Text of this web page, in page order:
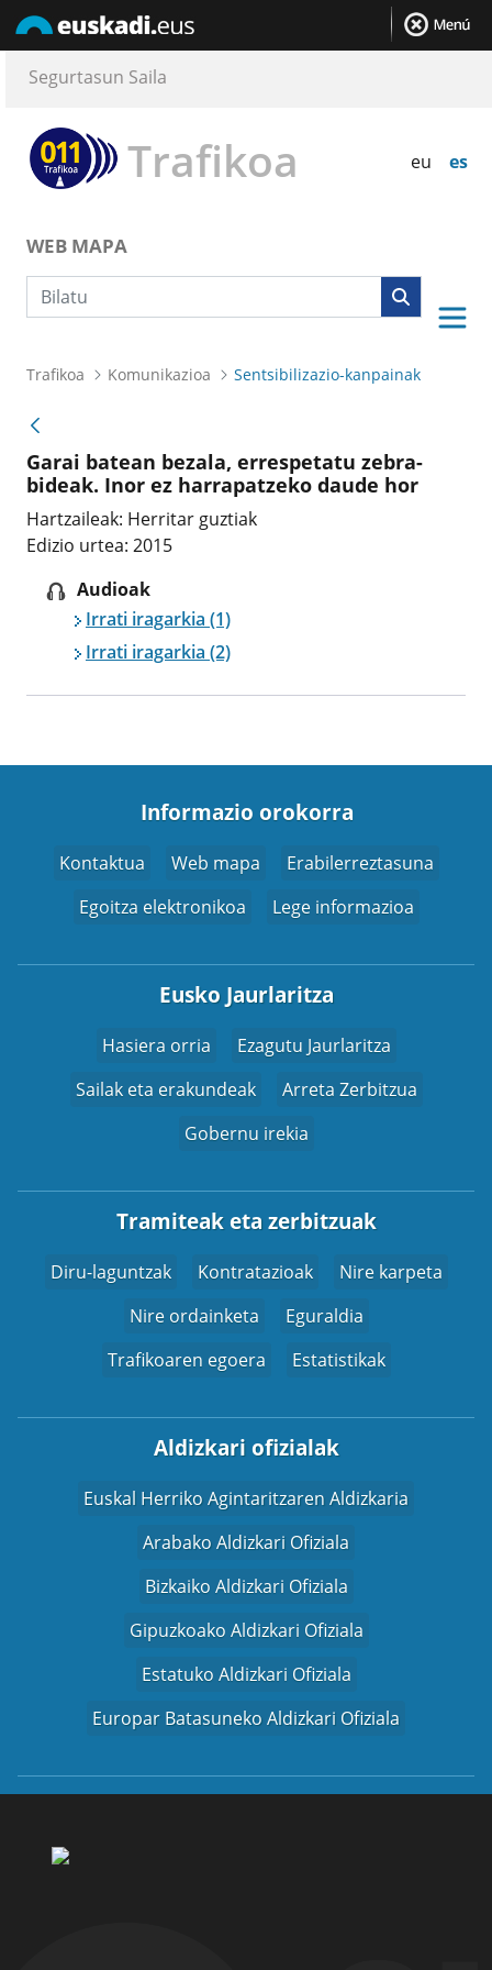
Trafikoa eu es
Segurtasun Saila
WEB MAPA
Bilaketa
Trafikoa Komunikazioa Sentsibilizazio-kanpainak
Garai batean bezala, errespetatu zebra-
bideak. Inor ez harrapatzeko daude hor
Hartzaileak: Herritar guztiak
Edizio urtea: 2015
Audioak
Irrati iragarkia (1)
Irrati iragarkia (2)
Informazio orokorra
Kontaktua Web mapa
Erabilerreztasuna
Egoitza elektronikoa
Lege informazioa
Eusko Jaurlaritza
Hasiera orria
Ezagutu Jaurlaritza
Sailak eta erakundeak
Arreta Zerbitzua
Gobernu irekia
Tramiteak eta zerbitzuak
Diru-laguntzak Kontratazioak
Nire karpeta
Nire ordainketa
Eguraldia
Trafikoaren egoera
Estatistikak
Aldizkari ofizialak
Euskal Herriko Agintaritzaren Aldizkaria
Arabako Aldizkari Ofiziala
Bizkaiko Aldizkari Ofiziala
Gipuzkoako Aldizkari Ofiziala
Estatuko Aldizkari Ofiziala
Europar Batasuneko Aldizkari Ofiziala